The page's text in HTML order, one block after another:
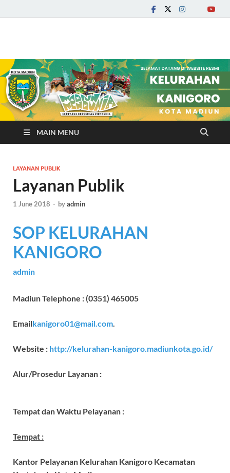
Kelurahan Kanigoro
MAIN MENU
LAYANAN PUBLIK
Layanan Publik
1 June 2018 - byadmin
SOP KELURAHAN
KANIGORO
admin
Madiun Telephone : (0351) 465005
Emailkanigoro01@mail.com.
Website : http://kelurahan-kanigoro.madiunkota.go.id/
Alur/Prosedur Layanan :
Tempat danWaktu Pelayanan :
Tempat :
Kantor Pelayanan Kelurahan Kanigoro Kecamatan